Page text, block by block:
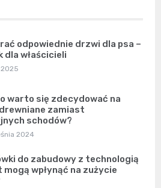
odpowiednie drzwi dla psa –
dla właścicieli
warto się zdecydować na
zamiast
schodów?
2024
do zabudowy z technologią
mogą wpłynąć na zużycie